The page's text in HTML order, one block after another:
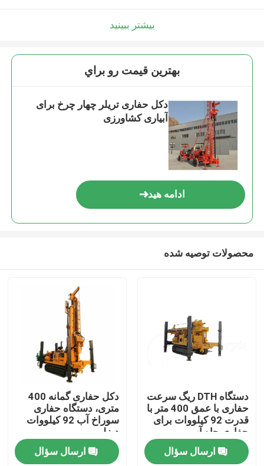
صفحه اصلی
بیشتر ببینید
بهترين قيمت رو براي
دکل حفاری تریلر چهار چرخ برای
آبیاری کشاورزی
ادامه هید
محصولات توصیه شده
دستگاه DTH ریگ سرعت
حفاری با عمق 400 متر با
قدرت 92 کیلووات برای
حفاری چاه آب
ارسال سؤال
دکل حفاری گمانه 400
متری، دستگاه حفاری
سوراخ آب 92 کیلووات
دیزلی
ارسال سؤال